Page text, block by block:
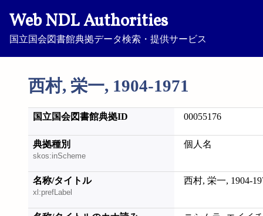
Web NDL Authorities
国立国会図書館典拠データ検索・提供サービス
西村, 栄一, 1904-1971
国立国会図書館典拠ID 00055176
典拠種別
skos:inScheme
個人名
名称/タイトル
xl:prefLabel
西村, 栄一, 1904-